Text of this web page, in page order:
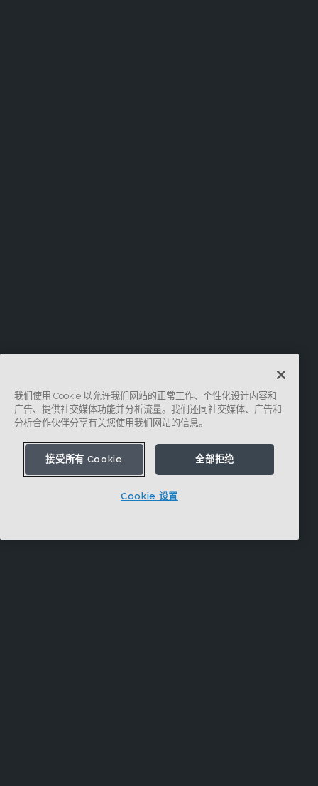
我们使用 Cookie 以允许我们网站的正常工作、个性化设计内容和
广告、提供社交媒体功能并分析流量。我们还同社交媒体、广告和
分析合作伙伴分享有关您使用我们网站的信息。
接受所有 Cookie 全部拒绝
Cookie 设置